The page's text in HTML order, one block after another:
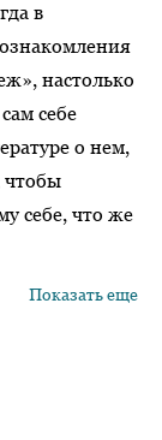
в
настолько
себе
о нем,
чтобы
себе, что же
Показать еще